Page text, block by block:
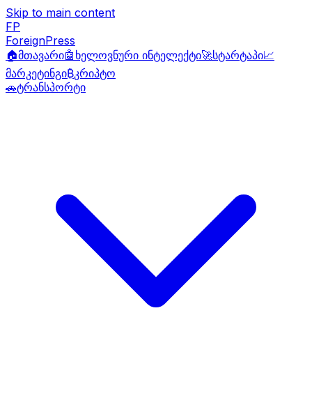
Skip to main content
FP
ForeignPress
🏠მთავარი🤖 ხელოვნური ინტელექტი🚀სტარტაპი📈
მარკეტინგი₿კრიპტო
🚗ტრანსპორტი